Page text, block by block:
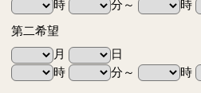
時
分～ 時
第二希望
月
日
時
分～ 時